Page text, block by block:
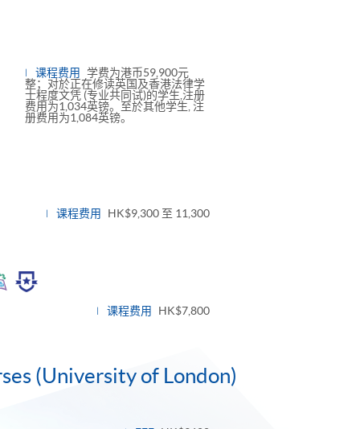
课程费用
学费为港币59,900元
整；对於正在修读英国及香港法律学
士程度文凭 (专业共同试)的学生,注册
费用为1,034英镑。至於其他学生, 注
册费用为1,084英镑。
课程费用 HK$9,300 至 11,300
课程费用 HK$7,800
(University of London)